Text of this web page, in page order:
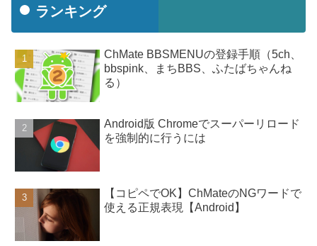
ランキング
ChMate BBSMENUの登録手順（5ch、
bbspink、まちBBS、ふたばちゃんね
る）
Android版 Chromeでスーパーリロード
を強制的に行うには
【コピペでOK】ChMateのNGワードで
使える正規表現【Android】